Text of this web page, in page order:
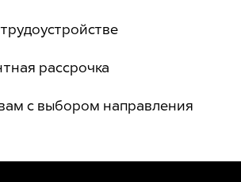
рассрочка
с выбором направления